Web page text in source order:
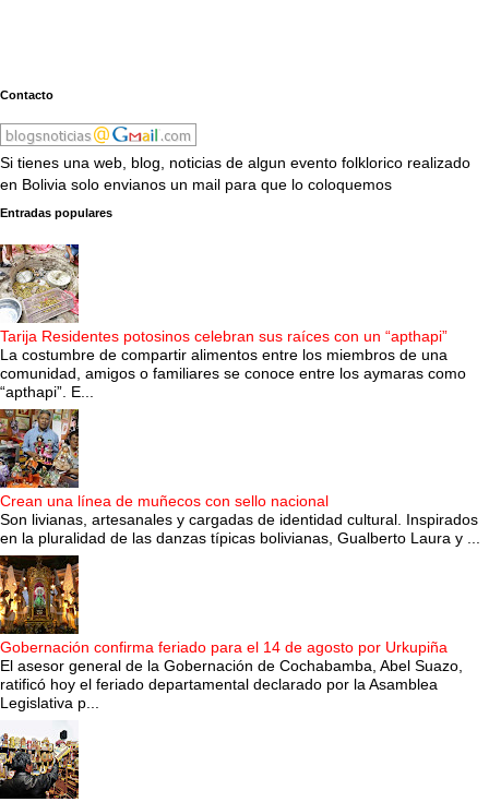
Contacto
Si tienes una web, blog, noticias de algun evento folklorico realizado
en Bolivia solo envianos un mail para que lo coloquemos
Entradas populares
Tarija Residentes potosinos celebran sus raíces con un “apthapi”
La costumbre de compartir alimentos entre los miembros de una
comunidad, amigos o familiares se conoce entre los aymaras como
“apthapi”. E...
Crean una línea de muñecos con sello nacional
Son livianas, artesanales y cargadas de identidad cultural. Inspirados
en la pluralidad de las danzas típicas bolivianas, Gualberto Laura y ...
Gobernación confirma feriado para el 14 de agosto por Urkupiña
El asesor general de la Gobernación de Cochabamba, Abel Suazo,
ratificó hoy el feriado departamental declarado por la Asamblea
Legislativa p...